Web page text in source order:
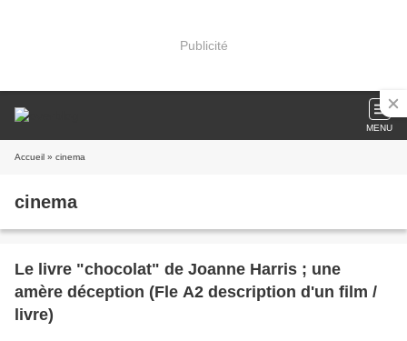
Publicité
MENU
Accueil » cinema
cinema
Le livre "chocolat" de Joanne Harris ; une
amère déception (Fle A2 description d'un film /
livre)